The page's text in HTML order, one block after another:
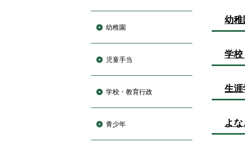
幼稚園
児童手当
学校・教育行政
青少年
幼
学
生
よ